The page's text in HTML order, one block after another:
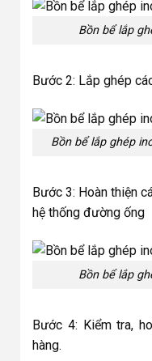
Bồn bể lắp
Bước 2: Lắp ghép
Bồn bể lắp ghép
Bước 3: Hoàn thiện
hệ thống đường ống
Bồn bể lắp
Bước 4: Kiểm tra,
hàng.